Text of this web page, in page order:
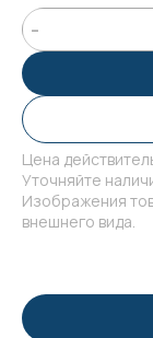
Цена
Уточняйте
Изображения
внешнего вида.